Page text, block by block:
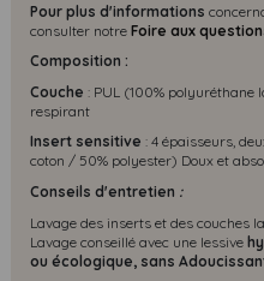
Pour plus d'informations
consulter notre Foire aux
Composition :
Couche : PUL (100%
respirant
Insert sensitive : 4 épaisseurs,
coton / 50% polyester) Doux et
Conseils d'entretien :
Lavage des inserts et des couches
Lavage conseillé avec une lessive
ou écologique, sans